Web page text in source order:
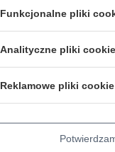
Funkcjonalne pliki
Analityczne pliki cookie
Reklamowe pliki cookie